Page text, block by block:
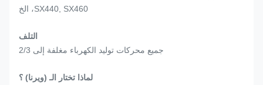
SX440, SX460، الخ
التلف
جميع محركات توليد الكهرباء مغلفة إلى 2/3
لماذا تختار الـ (ويرنا) ؟